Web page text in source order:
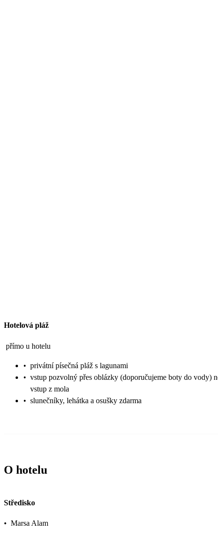
Hotelová pláž
přímo u hotelu
• privátní písečná pláž s lagunami
• vstup pozvolný přes oblázky (doporučujeme boty do vody)
vstup z mola
• slunečníky, lehátka a osušky zdarma
O hotelu
Středisko
• Marsa Alam